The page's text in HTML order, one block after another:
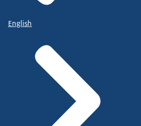
English